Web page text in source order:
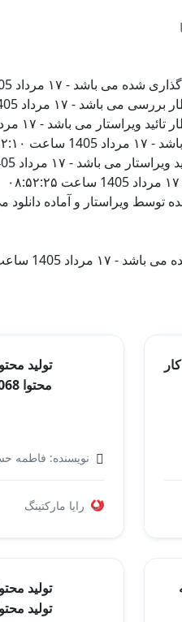
مرداد 1405 ساعت ۰۹:۱۷:۴۱
1405 ساعت ۰۹:۱۷:۴۱
- ۱۷ مرداد 1405 ساعت ۰۹:۰۳:۲۷
مرداد 1405 ساعت ۰۸:۵۴:۳۳
ساعت ۰۸:۴۴:۰۱
تولید
محتوا 40068
نویسنده: فاطمه
رایا مارکتینگ
تولید
تولید محتوا